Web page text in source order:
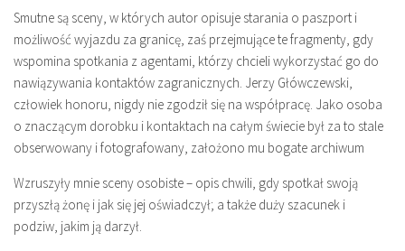
Smutne są sceny, w których autor opisuje starania o paszport i
możliwość wyjazdu za granicę, zaś przejmujące te fragmenty, gdy
wspomina spotkania z agentami, którzy chcieli wykorzystać go do
nawiązywania kontaktów zagranicznych. Jerzy Główczewski,
człowiek honoru, nigdy nie zgodził się na współpracę. Jako osoba
o znaczącym dorobku i kontaktach na całym świecie był za to stale
obserwowany i fotografowany, założono mu bogate archiwum
Wzruszyły mnie sceny osobiste – opis chwili, gdy spotkał swoją
przyszłą żonę i jak się jej oświadczył; a także duży szacunek i
podziw, jakim ją darzył.